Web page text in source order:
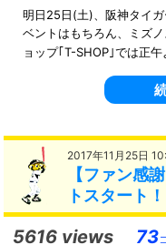
明日25日(土)、阪神タイ
ベントはもちろん、ミズ
ョップ｢T-SHOP｣では正午
2017年11月25日
【ファン感
トスタート！
5616 views 73